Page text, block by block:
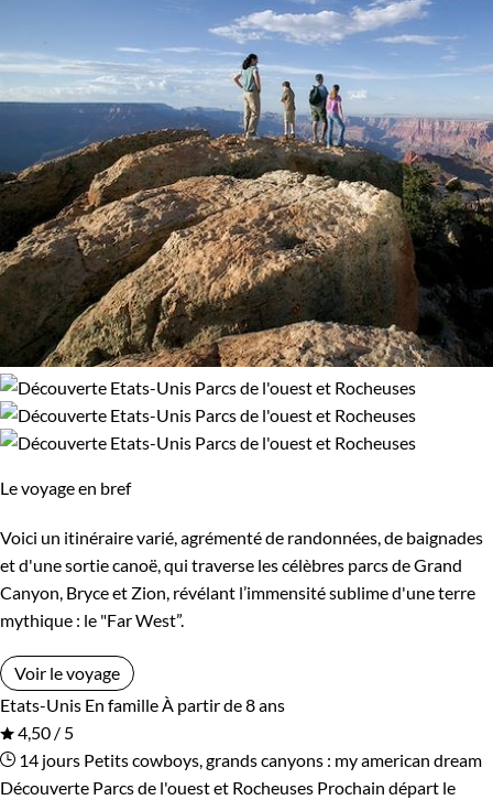
Le voyage en bref
Voici un itinéraire varié, agrémenté de randonnées, de baignades
et d'une sortie canoë, qui traverse les célèbres parcs de Grand
Canyon, Bryce et Zion, révélant l’immensité sublime d'une terre
mythique : le "Far West”.
Voir le voyage
Etats-Unis En famille À partir de 8 ans
4,50 / 5
14 jours Petits cowboys, grands canyons : my american dream
Découverte Parcs de l'ouest et Rocheuses Prochain départ le